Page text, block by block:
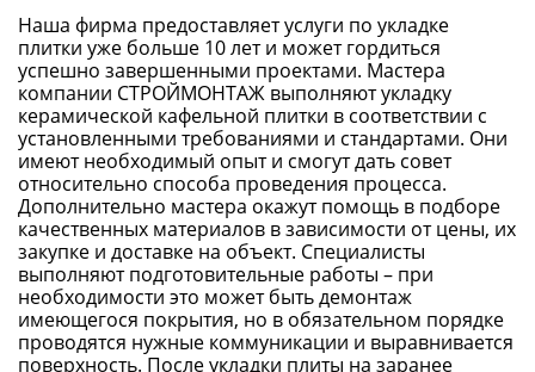
Наша фирма предоставляет услуги по укладке
плитки уже больше 10 лет и может гордиться
успешно завершенными проектами. Мастера
компании СТРОЙМОНТАЖ выполняют укладку
керамической кафельной плитки в соответствии с
установленными требованиями и стандартами. Они
имеют необходимый опыт и смогут дать совет
относительно способа проведения процесса.
Дополнительно мастера окажут помощь в подборе
качественных материалов в зависимости от цены, их
закупке и доставке на объект. Специалисты
выполняют подготовительные работы – при
необходимости это может быть демонтаж
имеющегося покрытия, но в обязательном порядке
проводятся нужные коммуникации и выравнивается
поверхность. После укладки плиты на заранее